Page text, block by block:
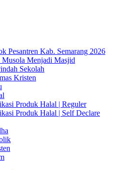
Pesantren Kab. Semarang 2026
Menjadi Masjid
Sekolah
Kristen
Produk Halal | Reguler
Produk Halal | Self Declare